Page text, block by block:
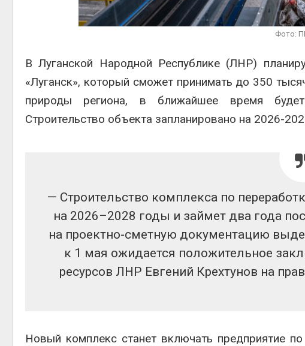
Фото:
В Луганской Народной Республике (ЛНР)
«Луганск», который сможет принимать до 350
природы региона, в ближайшее время будет
Строительство объекта запланировано на 2026-
—‬ Строительство комплекса по
на 2026–2028 годы и займет два года
на проектно-сметную документацию
к 1 мая ожидается положительное
ресурсов ЛНР Евгений Крехтунов на
Новый комплекс станет включать предприятие
Авг 6, 2026
на складе